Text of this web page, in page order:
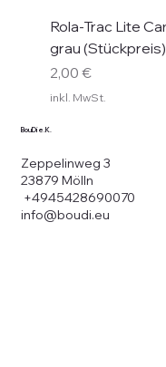
Rola-Trac Lite
grau (Stückpreis)
Preis
2,00 €
inkl. MwSt.
BouDi e.K.
Zeppelinweg 3
23879 Mölln
+4945428690070
info@boudi.eu